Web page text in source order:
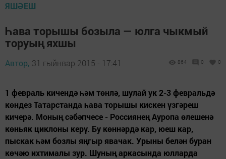
ЯШӘЕШ
Һава торышы бозыла — юлга чыкмый
торуың яхшы
Автор, 31 гыйнвар 2015 - 17:41 864 0 0
1 февраль кичендә һәм төнлә, шулай ук 2-3 февральдә
көндез Татарстанда һава торышы кискен үзгәреш
кичерә. Моның сәбәпчесе - Россиянең Ауропа өлешенә
көньяк циклоны керү. Бу көннәрдә кар, юеш кар,
пыскак һәм бозлы яңгыр явачак. Урыны белән буран
көчәю ихтималы зур. Шуның аркасында юлларда